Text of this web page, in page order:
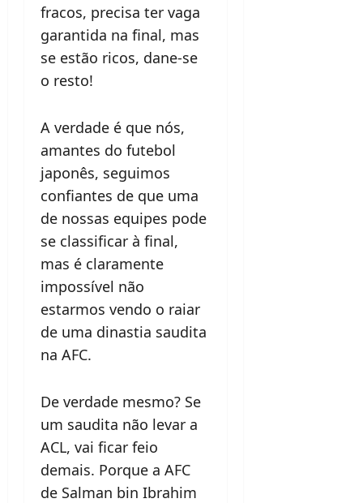
fracos, precisa ter vaga
garantida na final, mas
se estão ricos, dane-se
o resto!
A verdade é que nós,
amantes do futebol
japonês, seguimos
confiantes de que uma
de nossas equipes pode
se classificar à final,
mas é claramente
impossível não
estarmos vendo o raiar
de uma dinastia saudita
na AFC.
De verdade mesmo? Se
um saudita não levar a
ACL, vai ficar feio
demais. Porque a AFC
de Salman bin Ibrahim